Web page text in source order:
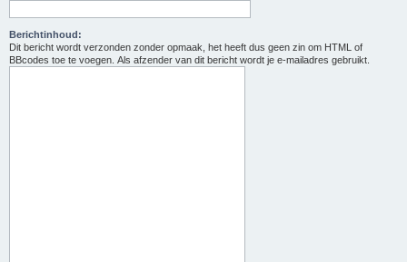
Berichtinhoud:
Dit bericht wordt verzonden zonder opmaak, het heeft dus geen zin om HTML of
BBcodes toe te voegen. Als afzender van dit bericht wordt je e-mailadres gebruikt.